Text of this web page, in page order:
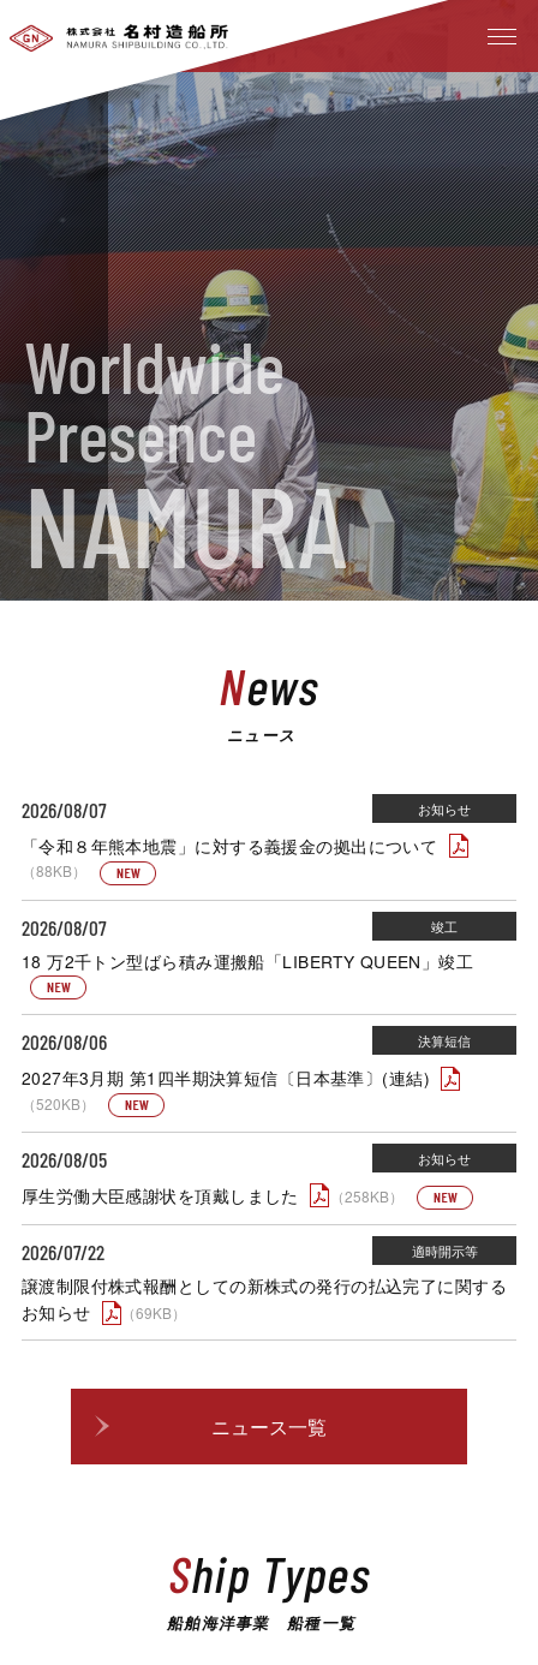
Worldwide
Presence
NAMURA
News
ニュース
2026/08/07
「令和８年熊本地震」に対する義援金の拠出について
（88KB）
2026/08/07
18 万2千トン型ばら積み運搬船「LIBERTY QUEEN」竣工
2026/08/06
2027年3月期 第1四半期決算短信〔日本基準〕(連結)
（520KB）
2026/08/05
厚生労働大臣感謝状を頂戴しました
（258KB）
2026/07/22
譲渡制限付株式報酬としての新株式の発行の払込完了に関する
お知らせ
（69KB）
ニュース一覧
Ship Types
船舶海洋事業 船種一覧